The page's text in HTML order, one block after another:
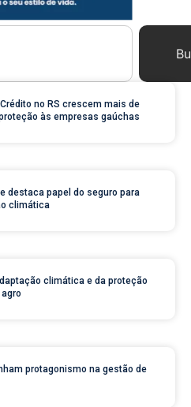
no RS crescem mais de
às empresas gaúchas
destaca papel do seguro para
climática
climática e da proteção
protagonismo na gestão de